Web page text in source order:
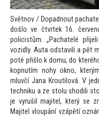
Světnov / Dopadnout
došlo ve čtvrtek 16.
policistům. „Pachatelé
vozidly. Auta odstavili a pět
poté přišlo k domu, do
kopnutím nohy okno,
mluvčí Jana Kroutilová. V
techniku a ze stolu shodili s
je vyrušil majitel, který se
Majitel vloupání vzápětí